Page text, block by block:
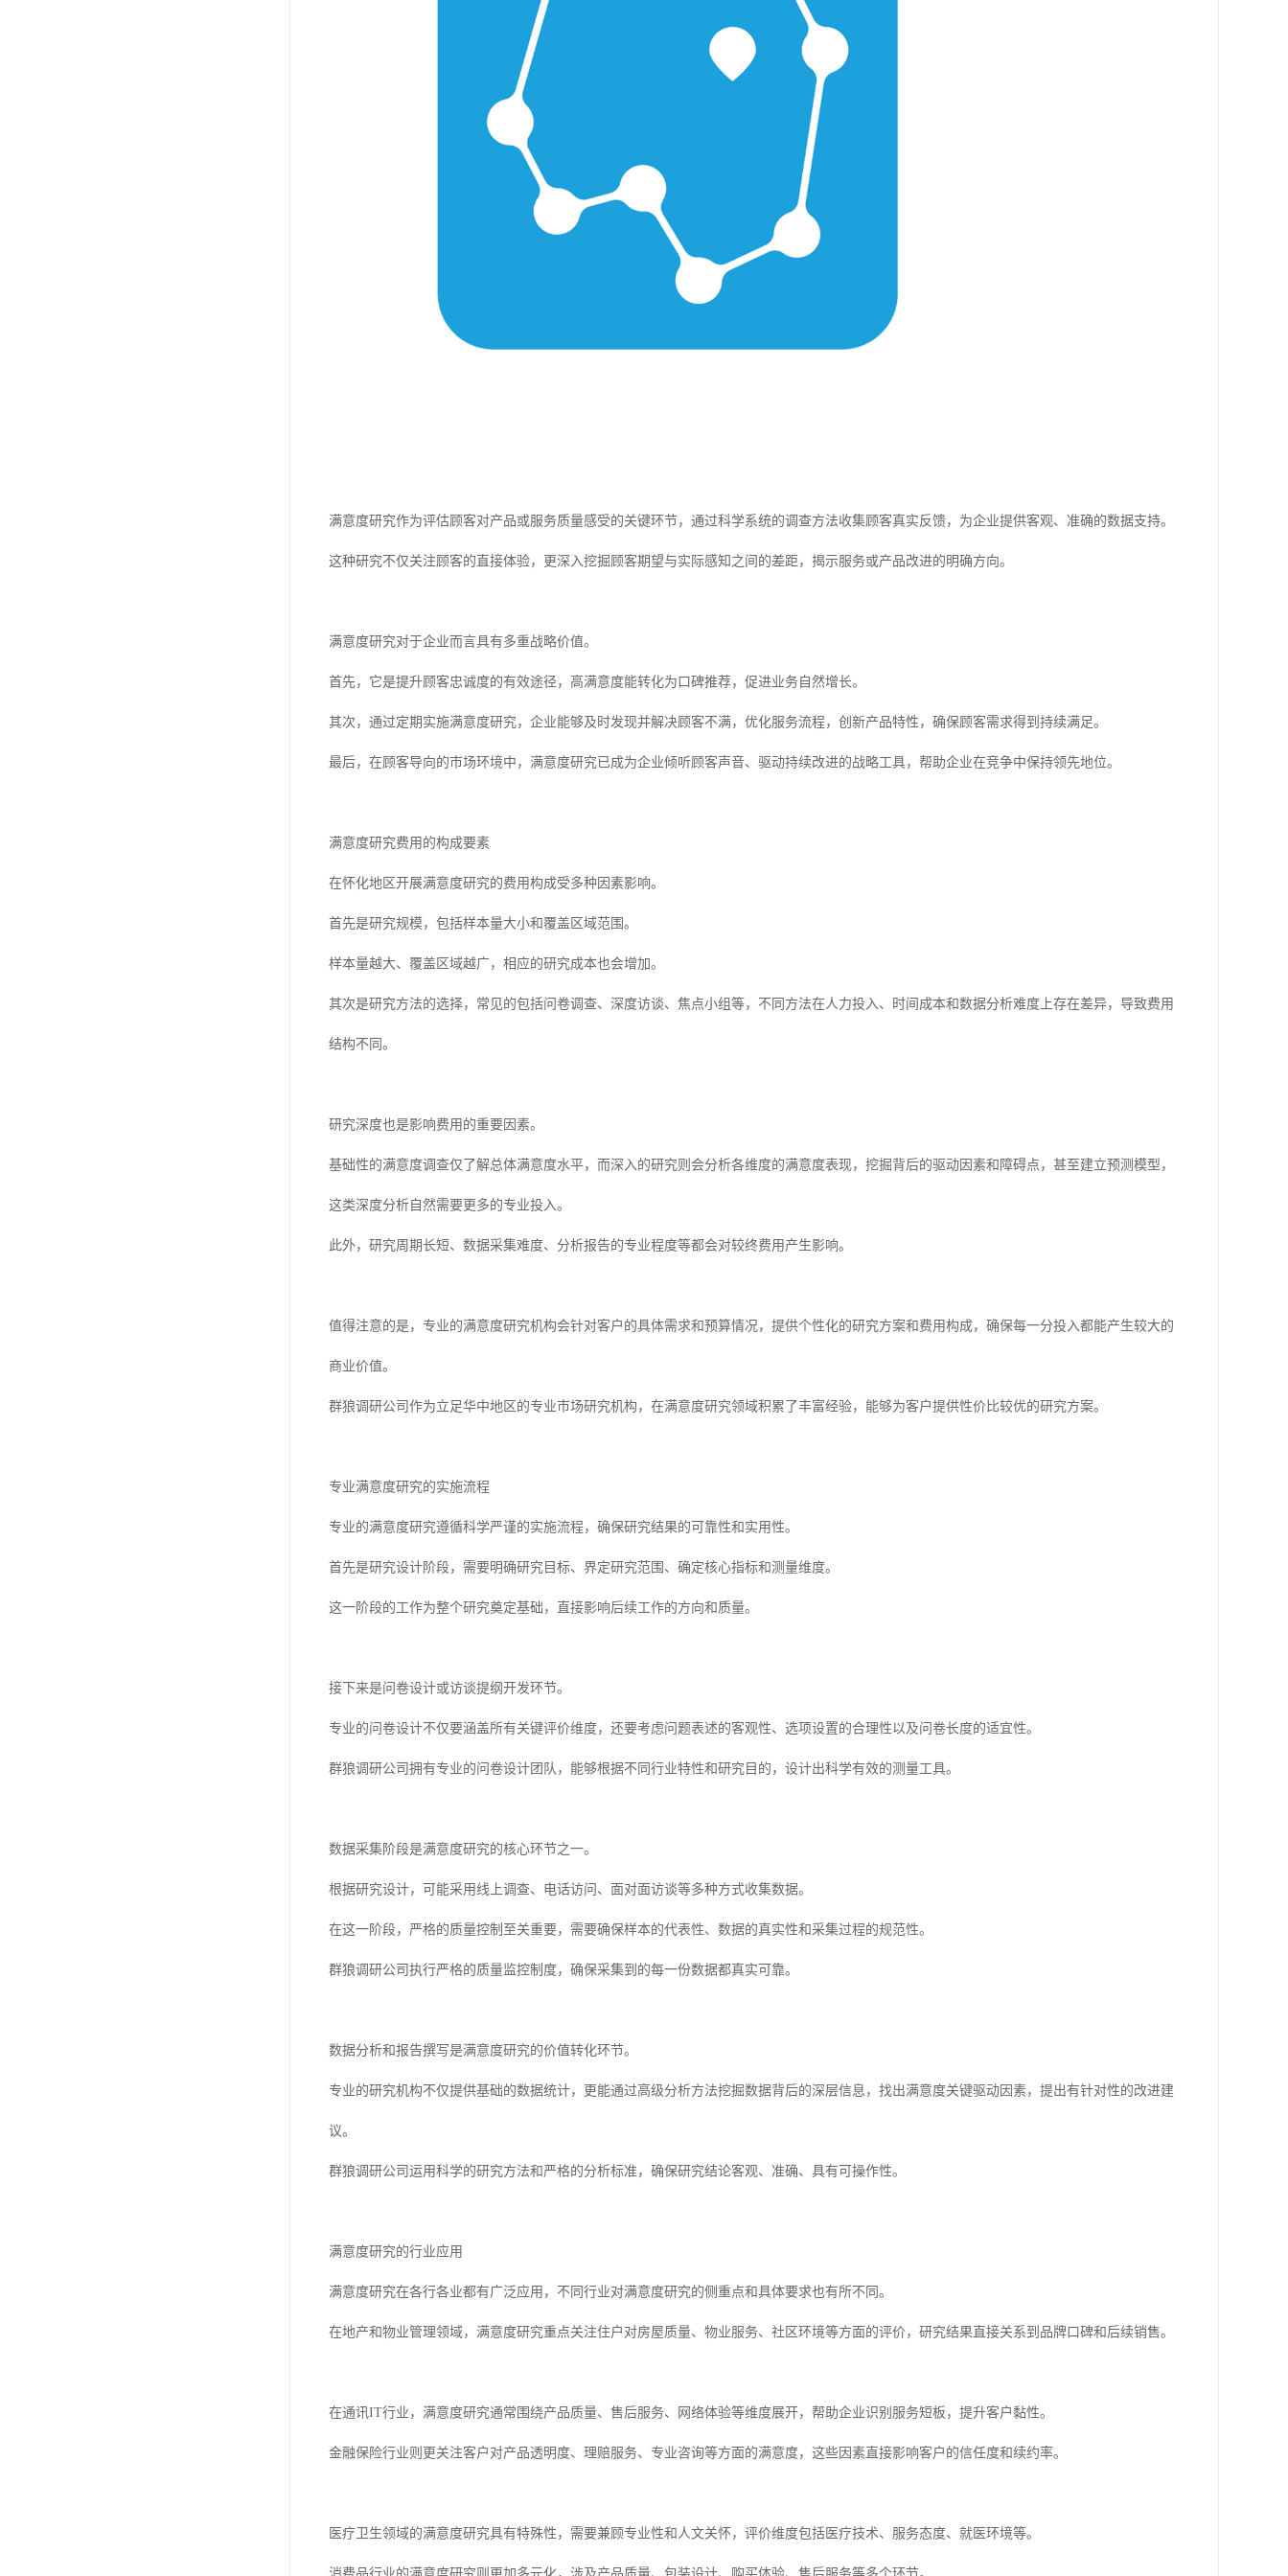
满意度研究作为评估顾客对产品或服务质量感受的关键环节，通过科学系统的调查方法收集顾客真实反馈，为企业提供客观、准确的数据支持。
这种研究不仅关注顾客的直接体验，更深入挖掘顾客期望与实际感知之间的差距，揭示服务或产品改进的明确方向。
满意度研究对于企业而言具有多重战略价值。
首先，它是提升顾客忠诚度的有效途径，高满意度能转化为口碑推荐，促进业务自然增长。
其次，通过定期实施满意度研究，企业能够及时发现并解决顾客不满，优化服务流程，创新产品特性，确保顾客需求得到持续满足。
最后，在顾客导向的市场环境中，满意度研究已成为企业倾听顾客声音、驱动持续改进的战略工具，帮助企业在竞争中保持领先地位。
满意度研究费用的构成要素
在怀化地区开展满意度研究的费用构成受多种因素影响。
首先是研究规模，包括样本量大小和覆盖区域范围。
样本量越大、覆盖区域越广，相应的研究成本也会增加。
其次是研究方法的选择，常见的包括问卷调查、深度访谈、焦点小组等，不同方法在人力投入、时间成本和数据分析难度上存在差异，导致费用
结构不同。
研究深度也是影响费用的重要因素。
基础性的满意度调查仅了解总体满意度水平，而深入的研究则会分析各维度的满意度表现，挖掘背后的驱动因素和障碍点，甚至建立预测模型，
这类深度分析自然需要更多的专业投入。
此外，研究周期长短、数据采集难度、分析报告的专业程度等都会对较终费用产生影响。
值得注意的是，专业的满意度研究机构会针对客户的具体需求和预算情况，提供个性化的研究方案和费用构成，确保每一分投入都能产生较大的
商业价值。
群狼调研公司作为立足华中地区的专业市场研究机构，在满意度研究领域积累了丰富经验，能够为客户提供性价比较优的研究方案。
专业满意度研究的实施流程
专业的满意度研究遵循科学严谨的实施流程，确保研究结果的可靠性和实用性。
首先是研究设计阶段，需要明确研究目标、界定研究范围、确定核心指标和测量维度。
这一阶段的工作为整个研究奠定基础，直接影响后续工作的方向和质量。
接下来是问卷设计或访谈提纲开发环节。
专业的问卷设计不仅要涵盖所有关键评价维度，还要考虑问题表述的客观性、选项设置的合理性以及问卷长度的适宜性。
群狼调研公司拥有专业的问卷设计团队，能够根据不同行业特性和研究目的，设计出科学有效的测量工具。
数据采集阶段是满意度研究的核心环节之一。
根据研究设计，可能采用线上调查、电话访问、面对面访谈等多种方式收集数据。
在这一阶段，严格的质量控制至关重要，需要确保样本的代表性、数据的真实性和采集过程的规范性。
群狼调研公司执行严格的质量监控制度，确保采集到的每一份数据都真实可靠。
数据分析和报告撰写是满意度研究的价值转化环节。
专业的研究机构不仅提供基础的数据统计，更能通过高级分析方法挖掘数据背后的深层信息，找出满意度关键驱动因素，提出有针对性的改进建
议。
群狼调研公司运用科学的研究方法和严格的分析标准，确保研究结论客观、准确、具有可操作性。
满意度研究的行业应用
满意度研究在各行各业都有广泛应用，不同行业对满意度研究的侧重点和具体要求也有所不同。
在地产和物业管理领域，满意度研究重点关注住户对房屋质量、物业服务、社区环境等方面的评价，研究结果直接关系到品牌口碑和后续销售。
在通讯IT行业，满意度研究通常围绕产品质量、售后服务、网络体验等维度展开，帮助企业识别服务短板，提升客户黏性。
金融保险行业则更关注客户对产品透明度、理赔服务、专业咨询等方面的满意度，这些因素直接影响客户的信任度和续约率。
医疗卫生领域的满意度研究具有特殊性，需要兼顾专业性和人文关怀，评价维度包括医疗技术、服务态度、就医环境等。